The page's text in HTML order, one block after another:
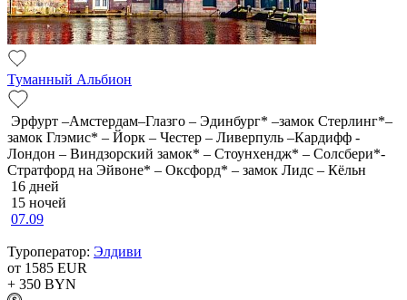
Туманный Альбион
Эрфурт –Амстердам–Глазго – Эдинбург* –замок Стерлинг*–
замок Глэмис* – Йорк – Честер – Ливерпуль –Кардифф -
Лондон – Виндзорский замок* – Стоунхендж* – Солсбери*-
Стратфорд на Эйвоне* – Оксфорд* – замок Лидс – Кёльн
16 дней
15 ночей
07.09
Туроператор: Элдиви
от 1585 EUR
+ 350 BYN